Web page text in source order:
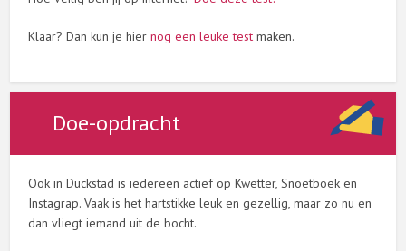
Klaar? Dan kun je hiernog een leuke test maken.
Doe-opdracht
Ook in Duckstad is iedereen actief op Kwetter, Snoetboek en
Instagrap. Vaak is het hartstikke leuk en gezellig, maar zo nu en
dan vliegt iemand uit de bocht.